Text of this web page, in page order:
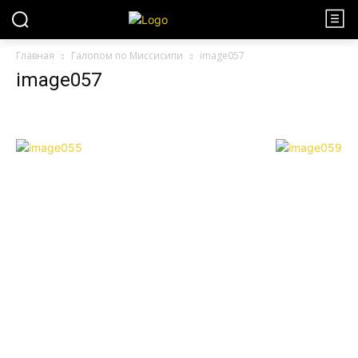
Главная Галопом по Миссисипи image057
image057